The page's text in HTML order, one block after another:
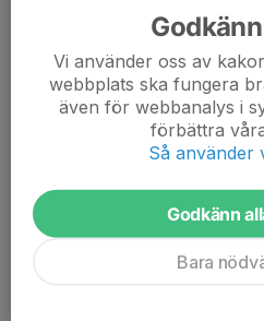
Projekt 15-16s vinterträffar
vintern, 18 januari, 15 februari
rekommendation från oss
man får mycket nyttig
som pricken över i får man
andra jämnåriga
Se mer informatom om
Anmaälan görs via en länk till
finns på inbjudan.
inbjudan-projekt-15-16-träff-
Vi använder oss av
webbplats ska fungera
även för webbanalys i
förbättra
Så använder
Godkänn
Bara